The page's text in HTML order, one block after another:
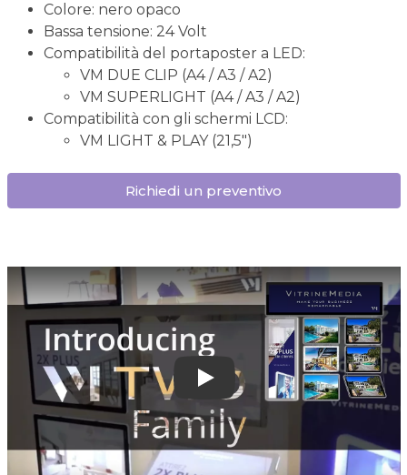
Colore: nero opaco
Bassa tensione: 24 Volt
Compatibilità del portaposter a LED:
VM DUE CLIP (A4 / A3 / A2)
VM SUPERLIGHT (A4 / A3 / A2)
Compatibilità con gli schermi LCD:
VM LIGHT & PLAY (21,5")
Richiedi un preventivo
Play